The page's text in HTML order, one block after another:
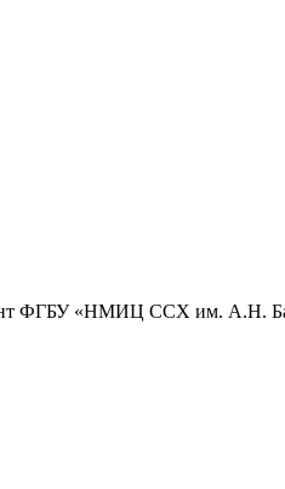
ФГБУ «НМИЦ ССХ им. А.Н.